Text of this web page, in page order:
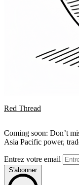
Red Thread
Coming soon: Don’t
Asia Pacific power,
Entrez votre email
S'abonner